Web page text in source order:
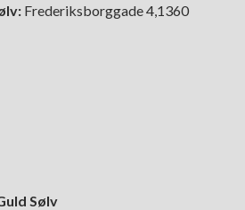
Frederiksborggade 4,1360
Sølv